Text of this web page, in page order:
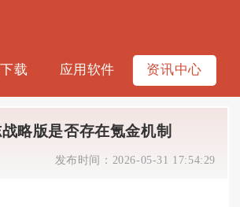
载 应用软件 资讯中心
略版是否存在氪金机制
发布时间： 2026-05-31 17:54:29